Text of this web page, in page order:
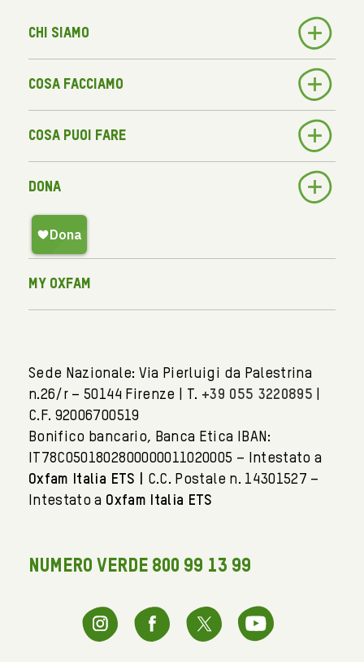
Chi siamo
Cosa facciamo
Cosa puoi fare
Dona
My Oxfam
Sede Nazionale: Via Pierluigi da Palestrina
n.26/r – 50144 Firenze | T. +39 055 3220895
C.F. 92006700519
Bonifico bancario, Banca Etica IBAN:
IT78C0501802800000011020005 – Intestato a
Oxfam Italia ETS | C.C. Postale n. 14301527 –
Intestato a Oxfam Italia ETS
NUMERO VERDE 800 99 13 99